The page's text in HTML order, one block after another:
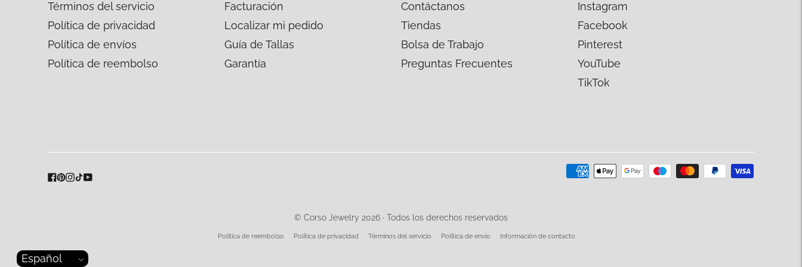
idioma
Español
Términos del servicio
Política de privacidad
Política de envíos
Política de reembolso
Facturación
Localizar mi pedido
Guía de Tallas
Garantía
Contáctanos
Tiendas
Bolsa de Trabajo
Preguntas Frecuentes
Instagram
Facebook
Pinterest
YouTube
TikTok
Métodos
© Corso Jewelry 2026 · Todos los derechos reservados
Política de reembolso Política de privacidad Términos del servicio Política de envío Información de contacto